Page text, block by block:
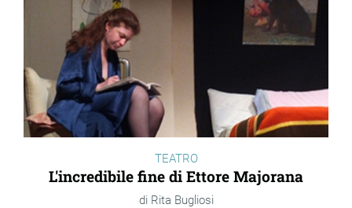
TEATRO
L'incredibile fine di Ettore Majorana
Rita Bugliosi